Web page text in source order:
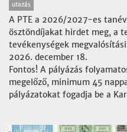
utazás
A PTE a 2026/2027-es
ösztöndíjakat hirdet meg, a
tevékenységek
2026. december 18.
Fontos! A pályázás
megelőző, minimum 45
pályázatokat fogadja be a